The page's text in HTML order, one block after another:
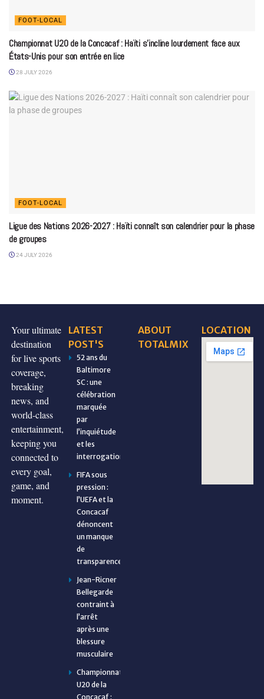
FOOT-LOCAL
Championnat U20 de la Concacaf : Haïti s’incline lourdement face aux
États-Unis pour son entrée en lice
28 JULY 2026
FOOT-LOCAL
Ligue des Nations 2026-2027 : Haïti connaît son calendrier pour la phase
de groupes
24 JULY 2026
Your ultimate
destination
for live sports
coverage,
breaking
news, and
world-class
entertainment,
keeping you
connected to
every goal,
game, and
moment.
LATEST
POST'S
52 ans du
Baltimore
SC : une
célébration
marquée
par
l’inquiétude
et les
interrogations
FIFA sous
pression :
l’UEFA et la
Concacaf
dénoncent
un manque
de
transparence
Jean-Ricner
Bellegarde
contraint à
l’arrêt
après une
blessure
musculaire
Championnat
U20 de la
Concacaf :
ABOUT
TOTALMIX
LOCATION